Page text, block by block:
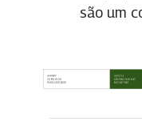
são um